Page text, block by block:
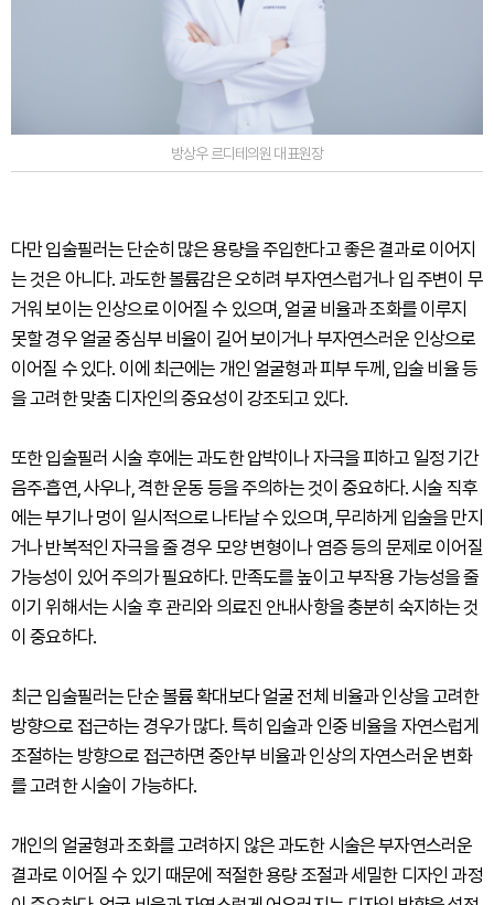
방상우 르디테의원 대표원장
다만 입술필러는 단순히 많은 용량을 주입한다고 좋은 결과로 이어지
는 것은 아니다. 과도한 볼륨감은 오히려 부자연스럽거나 입 주변이 무
거워 보이는 인상으로 이어질 수 있으며, 얼굴 비율과 조화를 이루지
못할 경우 얼굴 중심부 비율이 길어 보이거나 부자연스러운 인상으로
이어질 수 있다. 이에 최근에는 개인 얼굴형과 피부 두께, 입술 비율 등
을 고려한 맞춤 디자인의 중요성이 강조되고 있다.
또한 입술필러 시술 후에는 과도한 압박이나 자극을 피하고 일정 기간
음주·흡연, 사우나, 격한 운동 등을 주의하는 것이 중요하다. 시술 직후
에는 부기나 멍이 일시적으로 나타날 수 있으며, 무리하게 입술을 만지
거나 반복적인 자극을 줄 경우 모양 변형이나 염증 등의 문제로 이어질
가능성이 있어 주의가 필요하다. 만족도를 높이고 부작용 가능성을 줄
이기 위해서는 시술 후 관리와 의료진 안내사항을 충분히 숙지하는 것
이 중요하다.
최근 입술필러는 단순 볼륨 확대보다 얼굴 전체 비율과 인상을 고려한
방향으로 접근하는 경우가 많다. 특히 입술과 인중 비율을 자연스럽게
조절하는 방향으로 접근하면 중안부 비율과 인상의 자연스러운 변화
를 고려한 시술이 가능하다.
개인의 얼굴형과 조화를 고려하지 않은 과도한 시술은 부자연스러운
결과로 이어질 수 있기 때문에 적절한 용량 조절과 세밀한 디자인 과정